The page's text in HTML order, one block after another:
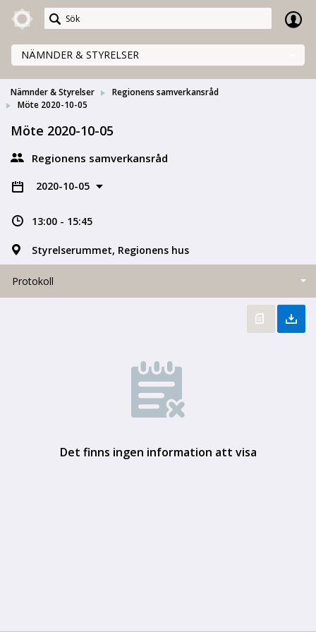
Meetings+
NÄMNDER & STYRELSER
Nämnder & Styrelser
Regionens samverkansråd
Möte 2020-10-05
Möte 2020-10-05
Regionens samverkansråd
2020-10-05
13:00 - 15:45
Styrelserummet, Regionens hus
Protokoll
Det finns ingen information att visa